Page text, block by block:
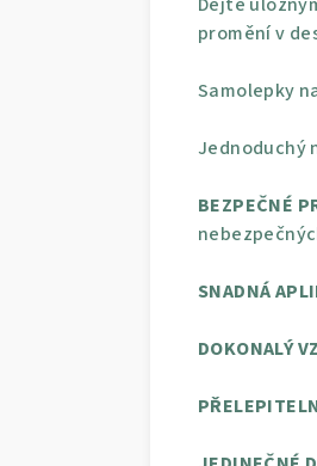
promění v
Samolepky
Jednoduchý
BEZPEČNÉ
SNADNÁ
DOKONALÝ